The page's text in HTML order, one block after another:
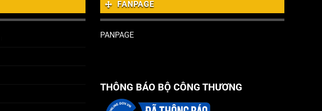
FANPAGE
PANPAGE
THÔNG BÁO BỘ CÔNG THƯƠNG